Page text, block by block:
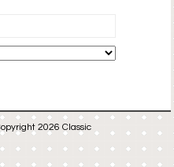
2026 Classic